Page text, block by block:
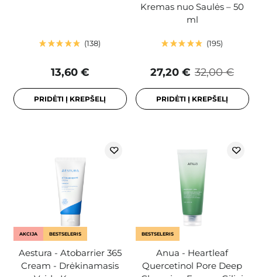
138
13,60 €
PRIDĖTI Į KREPŠELĮ
Kremas nuo Saulės – 50
ml
195
32,00 €
27,20 €
PRIDĖTI Į KREPŠELĮ
AKCIJA BESTSELERIS
Aestura - Atobarrier 365
Cream - Drėkinamasis
BESTSELERIS
Anua - Heartleaf
Quercetinol Pore Deep